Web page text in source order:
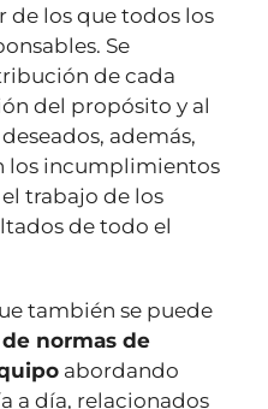
de los que todos los
Se
de cada
del propósito y al
además,
los incumplimientos
trabajo de los
de todo el
también se puede
normas de
abordando
a día, relacionados